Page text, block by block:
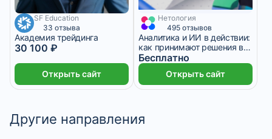
2 508 ₽/мес 1 месяц
SF Education
33 отзыва
Академия трейдинга
30 100 ₽
Открыть сайт
1 месяцНетология
495 отзывов
Аналитика и ИИ в действии:
как принимают решения в
реальном бизнесе
Бесплатно
Открыть сайт
Другие направления